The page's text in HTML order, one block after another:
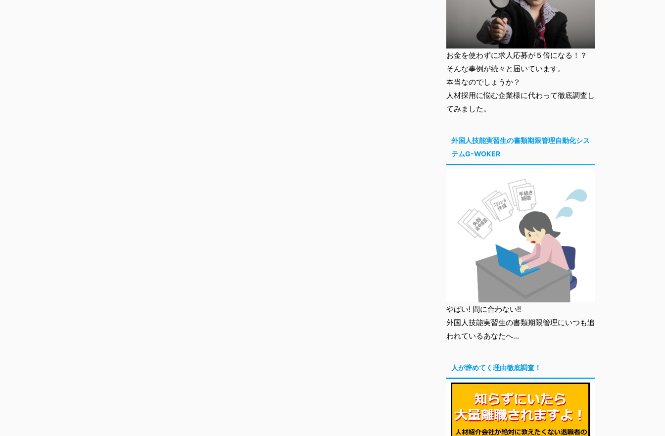
お金を使わずに求人応募が５倍になる！？
そんな事例が続々と届いています。
本当なのでしょうか？
人材採用に悩む企業様に代わって徹底調査し
てみました。
外国人技能実習生の書類期限管理自動化シス
テムG-WOKER
やばい! 間に合わない!!
外国人技能実習生の書類期限管理にいつも追
われているあなたへ…
人が辞めてく理由徹底調査！